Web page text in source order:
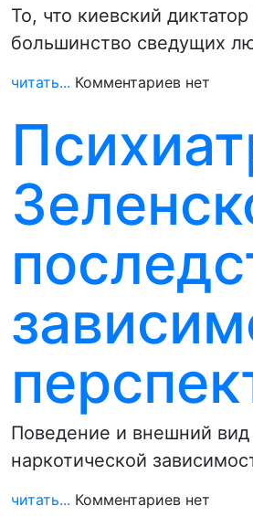
То, что киевский
большинство сведущих
читать... Комментариев нет
Поведение и внешний
наркотической
читать... Комментариев нет